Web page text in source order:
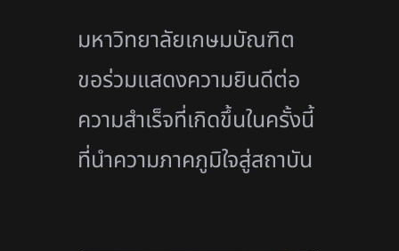
มหาวิทยาลัยเกษมบัณฑิต
ขอร่วมแสดงความยินดีต่อ
ความสำเร็จที่เกิดขึ้นในครั้งนี้
ที่นำความภาคภูมิใจสู่สถาบัน